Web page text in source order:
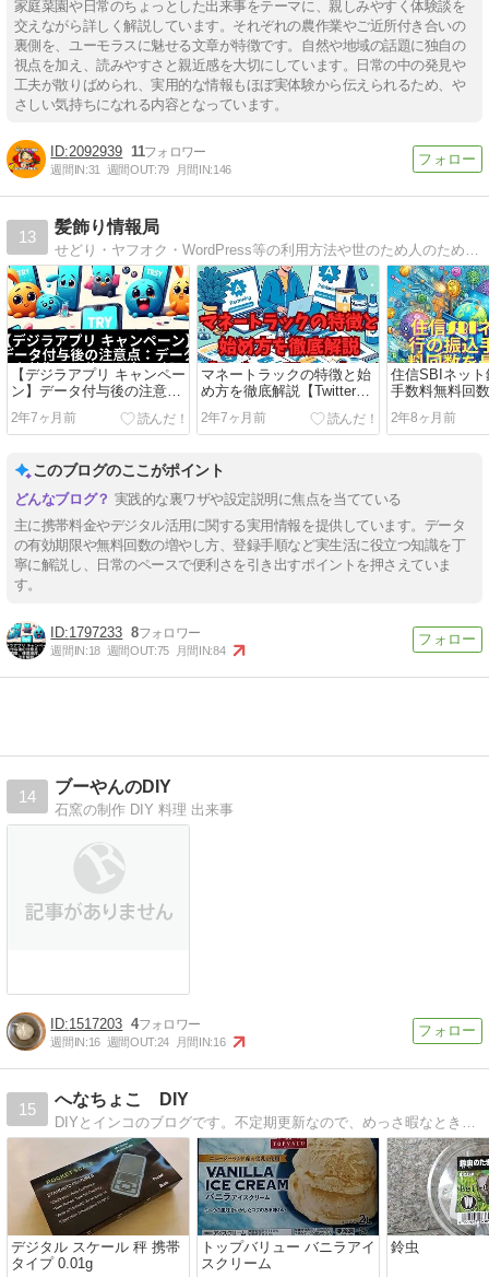
家庭菜園や日常のちょっとした出来事をテーマに、親しみやすく体験談を
交えながら詳しく解説しています。それぞれの農作業やご近所付き合いの
裏側を、ユーモラスに魅せる文章が特徴です。自然や地域の話題に独自の
視点を加え、読みやすさと親近感を大切にしています。日常の中の発見や
工夫が散りばめられ、実用的な情報もほぼ実体験から伝えられるため、や
さしい気持ちになれる内容となっています。
2092939 11
週間IN:31 週間OUT:79 月間IN:146
13
髪飾り情報局
せどり・ヤフオク・WordPress等の利用方法や世のため人のためになる情報サイトを目指します。
【デジラアプリ キャンペー
ン】データ付与後の注意
点：データの有効期限、使
用順序、確認方法を解説
2年7ヶ月前
マネートラックの特徴と始
め方を徹底解説【Twitterア
フィリエイト可能！】
2年7ヶ月前
住信SBIネット
手数料無料回
以上にする裏
2年8ヶ月前
このブログのここがポイント
実践的な裏ワザや設定説明に焦点を当てている
主に携帯料金やデジタル活用に関する実用情報を提供しています。データ
の有効期限や無料回数の増やし方、登録手順など実生活に役立つ知識を丁
寧に解説し、日常のペースで便利さを引き出すポイントを押さえていま
す。
1797233 8
週間IN:18 週間OUT:75 月間IN:84
14
ブーやんのDIY
石窯の制作 DIY 料理 出来事
1517203 4
週間IN:16 週間OUT:24 月間IN:16
15
へなちょこ DIY
デジタル スケール 秤 携帯
タイプ 0.01g
トップバリュー バニラアイ
スクリーム
鈴虫